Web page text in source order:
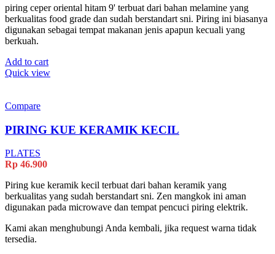
piring ceper oriental hitam 9' terbuat dari bahan melamine yang
berkualitas food grade dan sudah berstandart sni. Piring ini biasanya
digunakan sebagai tempat makanan jenis apapun kecuali yang
berkuah.
Add to cart
Quick view
Compare
PIRING KUE KERAMIK KECIL
PLATES
Rp 46.900
Piring kue keramik kecil terbuat dari bahan keramik yang
berkualitas yang sudah berstandart sni. Zen mangkok ini aman
digunakan pada microwave dan tempat pencuci piring elektrik.
Kami akan menghubungi Anda kembali, jika request warna tidak
tersedia.